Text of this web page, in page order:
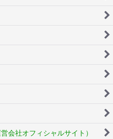
会社オフィシャルサイト）